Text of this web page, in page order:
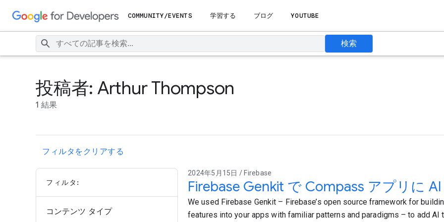
COMMUNITY/EVENTS 学習する ブログ YOUTUBE
検索
投稿者: Arthur Thompson
1 結果
フィルタをクリアする
フィルタ:
コンテンツ タイプ
2024年5月15日 / Firebase
Firebase Genkit で Compass アプリに
We used Firebase Genkit – Firebase’s open source framework for
features into your apps with familiar patterns and paradigms – to add AI